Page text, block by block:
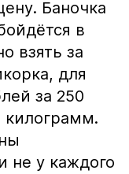
Баночка
в
взять за
для
за 250
килограмм.
не у каждого